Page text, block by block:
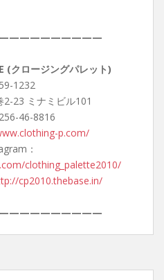
(クロージングパレット)
1232
2-23 ミナミビル101
46-8816
p.com/
：
clothing_palette2010/
cp2010.thebase.in/